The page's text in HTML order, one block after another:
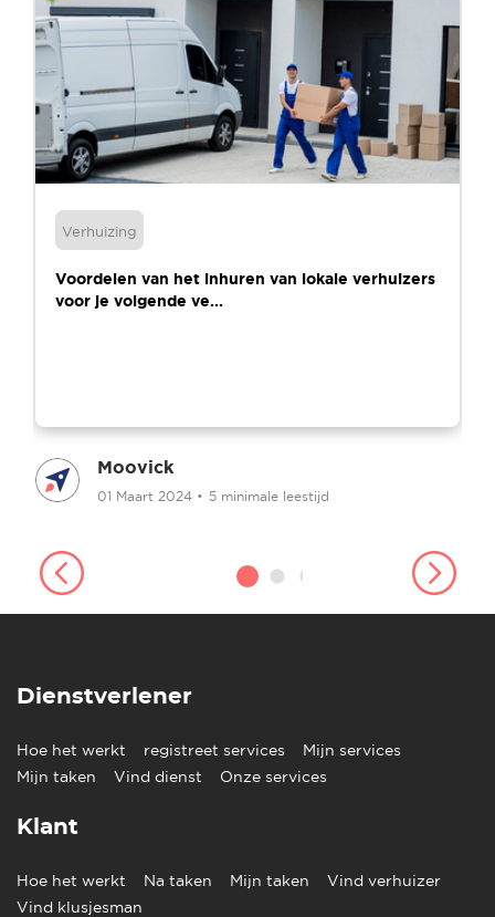
Verhuizing
Voordelen van het inhuren van lokale verhuizers
voor je volgende ve...
Moovick
01 Maart 2024 • 5 minimale leestijd
Dienstverlener
Hoe het werkt registreet services
Mijn services
Mijn taken
Vind dienst Onze services
Klant
Hoe het werkt Na taken Mijn taken
Vind verhuizer
Vind klusjesman